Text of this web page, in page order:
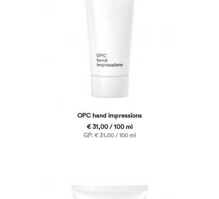
OPC hand impressions
€ 31,00 / 100 ml
GP: € 31,00 / 100 ml